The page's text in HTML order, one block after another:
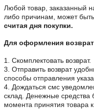
Любой товар, заказанный
либо причинам, может
считая дня покупки.
Для оформления
1. Скомплектовать возврат.
3. Отправить возврат
способы отправления
4. Дождаться смс
склад. Денежные средства
момента принятия товара к